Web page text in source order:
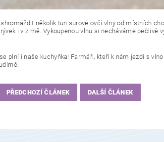
několik tun surové ovčí vlny od místních
i v zimě. Vykoupenou vlnu si necháváme pečlivě
plní i naše kuchyňka! Farmáři, kteří k nám jezdí s
PŘEDCHOZÍ ČLÁNEK DALŠÍ ČLÁNEK